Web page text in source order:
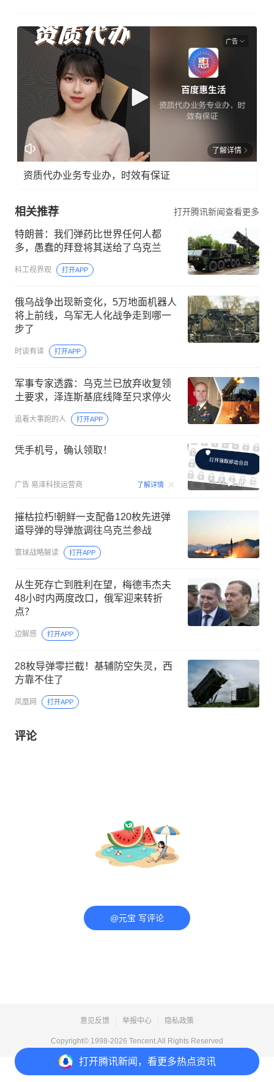
打开腾讯新闻，看更多热点资讯
广告
了解详情
资质代办业务专业办，时效有保证
相关推荐 打开腾讯新闻查看更多
特朗普：我们弹药比世界任何人都
多，愚蠢的拜登将其送给了乌克兰
科工视界观 打开APP
俄乌战争出现新变化，5万地面机器人
将上前线，乌军无人化战争走到哪一
步了
时谈有译 打开APP
军事专家透露：乌克兰已放弃收复领
土要求，泽连斯基底线降至只求停火
追着大事跑的人 打开APP
凭手机号，确认领取！
广告 易泽科技运营商 了解详情 00:15
摧枯拉朽!朝鲜一支配备120枚先进弹
道导弹的导弹旅调往乌克兰参战
寰球战略解读 打开APP
从生死存亡到胜利在望，梅德韦杰夫
48小时内两度改口，俄军迎来转折
点？
边解感 打开APP
28枚导弹零拦截！基辅防空失灵，西
方靠不住了
凤凰网 打开APP
评论
@元宝 写评论
意见反馈 举报中心 隐私政策
Copyright© 1998-2026 Tencent.All Rights Reserved